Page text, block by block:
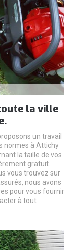
la ville
un travail
normes à Attichy
la taille de vos
gratuit.
vous trouvez sur
nous avons
pour vous fournir
à tout